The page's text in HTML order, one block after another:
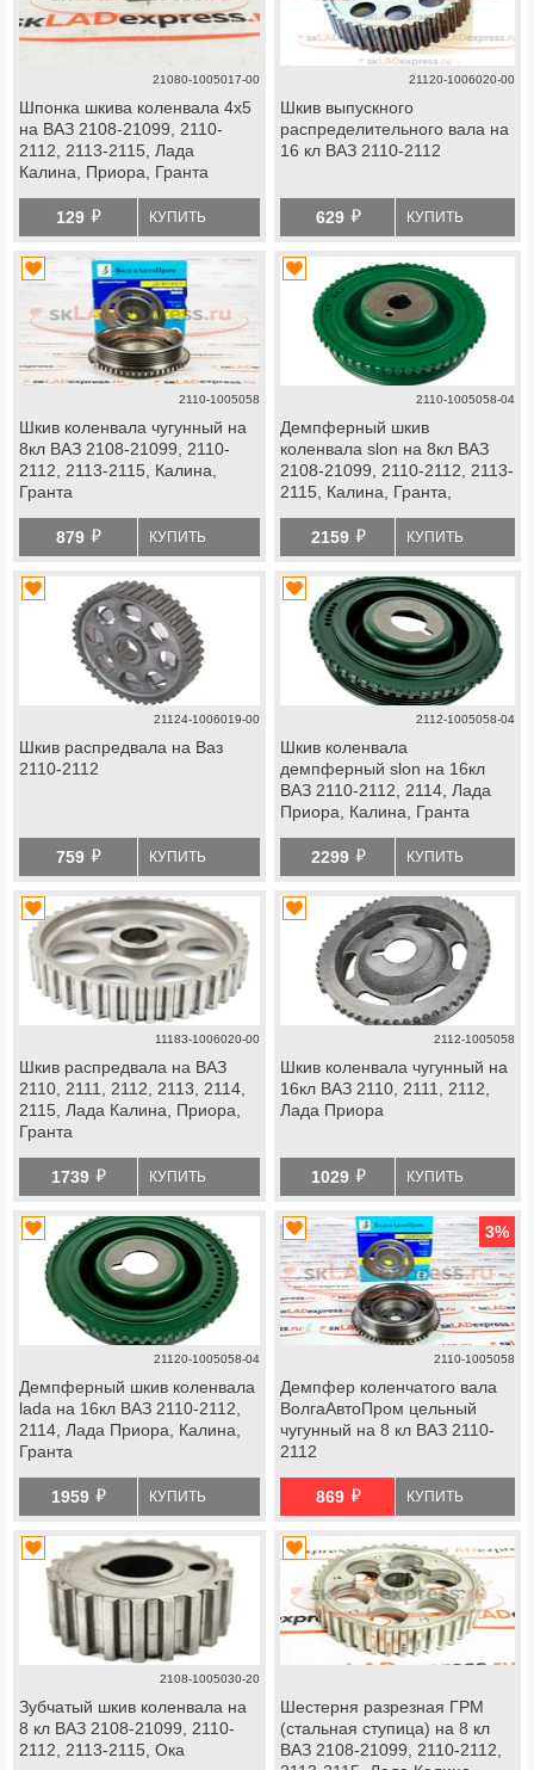
21080-1005017-00
Шпонка шкива коленвала 4х5
на ВАЗ 2108-21099, 2110-
2112, 2113-2115, Лада
Калина, Приора, Гранта
129 й КУПИТЬ
21120-1006020-00
Шкив выпускного
распределительного вала на
16 кл ВАЗ 2110-2112
629 й КУПИТЬ
2110-1005058
Шкив коленвала чугунный на
8кл ВАЗ 2108-21099, 2110-
2112, 2113-2115, Калина,
Гранта
879 й КУПИТЬ
2110-1005058-04
Демпферный шкив
коленвала slon на 8кл ВАЗ
2108-21099, 2110-2112, 2113-
2115, Калина, Гранта,
2159 й КУПИТЬ
21124-1006019-00
Шкив распредвала на Ваз
2110-2112
759 й КУПИТЬ
2112-1005058-04
Шкив коленвала
демпферный slon на 16кл
ВАЗ 2110-2112, 2114, Лада
Приора, Калина, Гранта
2299 й КУПИТЬ
11183-1006020-00
Шкив распредвала на ВАЗ
2110, 2111, 2112, 2113, 2114,
2115, Лада Калина, Приора,
Гранта
1739 й КУПИТЬ
2112-1005058
Шкив коленвала чугунный на
16кл ВАЗ 2110, 2111, 2112,
Лада Приора
1029 й КУПИТЬ
21120-1005058-04
Демпферный шкив коленвала
lada на 16кл ВАЗ 2110-2112,
2114, Лада Приора, Калина,
Гранта
1959 й КУПИТЬ
3%
2110-1005058
Демпфер коленчатого вала
ВолгаАвтоПром цельный
чугунный на 8 кл ВАЗ 2110-
2112
869 й КУПИТЬ
2108-1005030-20
Зубчатый шкив коленвала на
8 кл ВАЗ 2108-21099, 2110-
2112, 2113-2115, Ока
Шестерня разрезная ГРМ
(стальная ступица) на 8 кл
ВАЗ 2108-21099, 2110-2112,